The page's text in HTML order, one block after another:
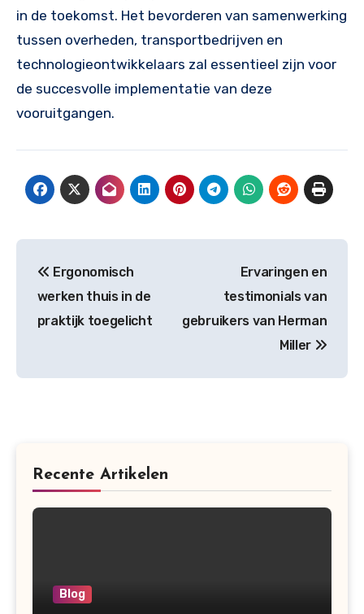
in de toekomst. Het bevorderen van samenwerking
tussen overheden, transportbedrijven en
technologieontwikkelaars zal essentieel zijn voor
de succesvolle implementatie van deze
vooruitgangen.
navigation
Ergonomisch
werken thuis in de
praktijk toegelicht
Ervaringen en
testimonials van
gebruikers van Herman
Miller
Recente Artikelen
Blog